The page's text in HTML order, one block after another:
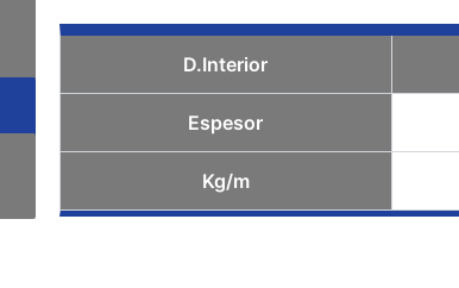
D.Interior
Espesor
Kg/m